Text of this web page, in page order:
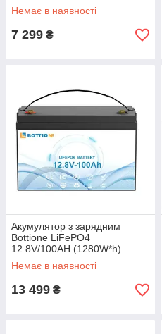
Немає в наявності
7 299 ₴
Акумулятор з зарядним
Bottione LiFePO4
12.8V/100AH (1280W*h)
(літій-залізо-фосфатний
акумулятор для ДБЖ)
Немає в наявності
13 499 ₴